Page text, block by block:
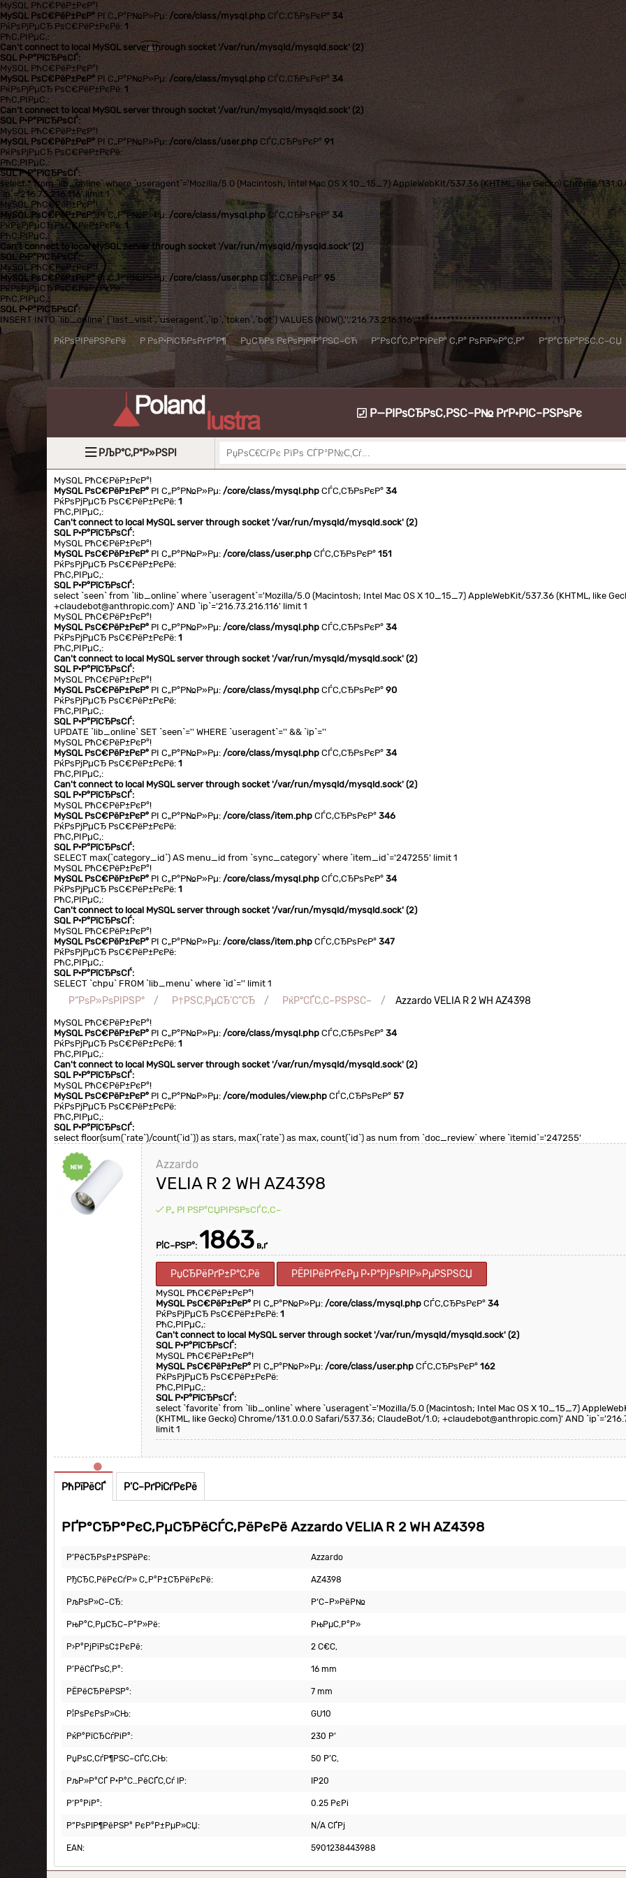
MySQL РћС€РёР±РєР°!
MySQL РѕС€РёР±РєР° РІ С„Р°Р№Р»Рµ: /core/class/mysql.php СЃС‚СЂРѕРєР° 34
РќРѕРјРµСЂ РѕС€РёР±РєРё: 1
РћС‚РІРµС‚:
Can't connect to local MySQL server through socket '/var/run/mysqld/mysqld.sock' (2)
SQL Р·Р°РїСЂРѕСЃ:
MySQL РћС€РёР±РєР°!
MySQL РѕС€РёР±РєР° РІ С„Р°Р№Р»Рµ: /core/class/mysql.php СЃС‚СЂРѕРєР° 34
РќРѕРјРµСЂ РѕС€РёР±РєРё: 1
РћС‚РІРµС‚:
Can't connect to local MySQL server through socket '/var/run/mysqld/mysqld.sock' (2)
SQL Р·Р°РїСЂРѕСЃ:
MySQL РћС€РёР±РєР°!
MySQL РѕС€РёР±РєР° РІ С„Р°Р№Р»Рµ: /core/class/user.php СЃС‚СЂРѕРєР° 91
РќРѕРјРµСЂ РѕС€РёР±РєРё:
РћС‚РІРµС‚:
SQL Р·Р°РїСЂРѕСЃ:
select * from `lib_online` where `useragent`='Mozilla/5.0 (Macintosh; Intel Mac OS X 10_15_7) AppleWebKit/537.36 (KHTML, like Gecko) Chrome/
`ip`='216.73.216.116' limit 1
MySQL РћС€РёР±РєР°!
MySQL РѕС€РёР±РєР° РІ С„Р°Р№Р»Рµ:/core/class/mysql.php СЃС‚СЂРѕРєР° 34
РќРѕРјРµСЂ РѕС€РёР±РєРё: 1
РћС‚РІРµС‚:
Can't connect to local MySQL server through socket '/var/run/mysqld/mysqld.sock' (2)
SQL Р·Р°РїСЂРѕСЃ:
MySQL РћС€РёР±РєР°!
MySQL РѕС€РёР±РєР°РІ С„Р°Р№Р»Рµ:/core/class/user.phpСЃС‚СЂРѕРєР° 95
РќРѕРјРµСЂ РѕС€РёР±РєРё:
РћС‚РІРµС‚:
SQL Р·Р°РїСЂРѕСЃ:
INSERT INTO `lib_online` (`last_visit`,`useragent`,`ip`,`token`,`bot`) VALUES (NOW(),'','216.73.216.116','********************************','1')
РќРѕРІРёРЅРєРё
Р РѕР·РїСЂРѕРґР°Р¶ РџСЂРѕ РєРѕРјРїР°РЅС–СЋ Р”РѕСЃС‚Р°РІРєР° С‚Р° РѕРїР»Р°С‚Р° Р“Р°СЂР°РЅС‚С–СЏ
Р—РІРѕСЂРѕС‚РЅС–Р№ РґР·РІС–РЅРѕРє
РЉР°С‚Р°Р»РЅРІ
MySQL РћС€РёР±РєР°!
MySQL РѕС€РёР±РєР° РІ С„Р°Р№Р»Рµ:/core/class/mysql.php СЃС‚СЂРѕРєР°34
РќРѕРјРµСЂ РѕС€РёР±РєРё:1
РћС‚РІРµС‚:
Can't connect to local MySQL server through socket '/var/run/mysqld/mysqld.sock' (2)
SQL Р·Р°РїСЂРѕСЃ:
MySQL РћС€РёР±РєР°!
MySQL РѕС€РёР±РєР° РІ С„Р°Р№Р»Рµ:/core/class/user.php СЃС‚СЂРѕРєР°151
РќРѕРјРµСЂ РѕС€РёР±РєРё:
РћС‚РІРµС‚:
SQL Р·Р°РїСЂРѕСЃ:
select `seen` from `lib_online` where `useragent`='Mozilla/5.0 (Macintosh; Intel Mac OS X 10_15_7) AppleWebKit/537.36 (KHTML, like
+claudebot@anthropic.com)' AND `ip`='216.73.216.116' limit 1
MySQL РћС€РёР±РєР°!
MySQL РѕС€РёР±РєР° РІ С„Р°Р№Р»Рµ:/core/class/mysql.php СЃС‚СЂРѕРєР°34
РќРѕРјРµСЂ РѕС€РёР±РєРё:1
РћС‚РІРµС‚:
Can't connect to local MySQL server through socket '/var/run/mysqld/mysqld.sock' (2)
SQL Р·Р°РїСЂРѕСЃ:
MySQL РћС€РёР±РєР°!
MySQL РѕС€РёР±РєР° РІ С„Р°Р№Р»Рµ:/core/class/mysql.php СЃС‚СЂРѕРєР°90
РќРѕРјРµСЂ РѕС€РёР±РєРё:
РћС‚РІРµС‚:
SQL Р·Р°РїСЂРѕСЃ:
UPDATE `lib_online` SET `seen`='' WHERE `useragent`='' && `ip`=''
MySQL РћС€РёР±РєР°!
MySQL РѕС€РёР±РєР° РІ С„Р°Р№Р»Рµ:/core/class/mysql.php СЃС‚СЂРѕРєР°34
РќРѕРјРµСЂ РѕС€РёР±РєРё:1
РћС‚РІРµС‚:
Can't connect to local MySQL server through socket '/var/run/mysqld/mysqld.sock' (2)
SQL Р·Р°РїСЂРѕСЃ:
MySQL РћС€РёР±РєР°!
MySQL РѕС€РёР±РєР° РІ С„Р°Р№Р»Рµ:/core/class/item.php СЃС‚СЂРѕРєР°346
РќРѕРјРµСЂ РѕС€РёР±РєРё:
РћС‚РІРµС‚:
SQL Р·Р°РїСЂРѕСЃ:
SELECT max(`category_id`) AS menu_id from `sync_category` where `item_id`='247255' limit 1
MySQL РћС€РёР±РєР°!
MySQL РѕС€РёР±РєР° РІ С„Р°Р№Р»Рµ:/core/class/mysql.php СЃС‚СЂРѕРєР°34
РќРѕРјРµСЂ РѕС€РёР±РєРё:1
РћС‚РІРµС‚:
Can't connect to local MySQL server through socket '/var/run/mysqld/mysqld.sock' (2)
SQL Р·Р°РїСЂРѕСЃ:
MySQL РћС€РёР±РєР°!
MySQL РѕС€РёР±РєР° РІ С„Р°Р№Р»Рµ:/core/class/item.php СЃС‚СЂРѕРєР°347
РќРѕРјРµСЂ РѕС€РёР±РєРё:
РћС‚РІРµС‚:
SQL Р·Р°РїСЂРѕСЃ:
SELECT `chpu` FROM `lib_menu` where `id`='' limit 1
Р“РѕР»РѕРІРЅР° Р†РЅС‚РµСЂ'С”СЂ РќР°СЃС‚С–РЅРЅС– Azzardo VELIA R 2 WH AZ4398
MySQL РћС€РёР±РєР°!
MySQL РѕС€РёР±РєР° РІ С„Р°Р№Р»Рµ:/core/class/mysql.php СЃС‚СЂРѕРєР°34
РќРѕРјРµСЂ РѕС€РёР±РєРё:1
РћС‚РІРµС‚:
Can't connect to local MySQL server through socket '/var/run/mysqld/mysqld.sock' (2)
SQL Р·Р°РїСЂРѕСЃ:
MySQL РћС€РёР±РєР°!
MySQL РѕС€РёР±РєР° РІ С„Р°Р№Р»Рµ:/core/modules/view.php СЃС‚СЂРѕРєР°57
РќРѕРјРµСЂ РѕС€РёР±РєРё:
РћС‚РІРµС‚:
SQL Р·Р°РїСЂРѕСЃ:
select floor(sum(`rate`)/count(`id`)) as stars, max(`rate`) as max, count(`id`) as num from `doc_review` where `itemid`='247255'
Azzardo
VELIA R 2 WH AZ4398
Р„ РІ РЅР°СЏРІРЅРѕСЃС‚С–
Р¦С–РЅР°: 1863 в‚ґ
РџСЂРёРґР±Р°С‚Рё РЁРІРёРґРєРµ Р·Р°РјРѕРІР»РµРЅРЅСЏ
MySQL РћС€РёР±РєР°!
MySQL РѕС€РёР±РєР° РІ С„Р°Р№Р»Рµ:/core/class/mysql.php СЃС‚СЂРѕРєР°34
РќРѕРјРµСЂ РѕС€РёР±РєРё:1
РћС‚РІРµС‚:
Can't connect to local MySQL server through socket '/var/run/mysqld/mysqld.sock' (2)
SQL Р·Р°РїСЂРѕСЃ:
MySQL РћС€РёР±РєР°!
MySQL РѕС€РёР±РєР° РІ С„Р°Р№Р»Рµ:/core/class/user.php СЃС‚СЂРѕРєР°162
РќРѕРјРµСЂ РѕС€РёР±РєРё:
РћС‚РІРµС‚:
SQL Р·Р°РїСЂРѕСЃ:
select `favorite` from `lib_online` where `useragent`='Mozilla/5.0 (Macintosh; Intel Mac OS X 10_15_7)
(KHTML, like Gecko) Chrome/131.0.0.0 Safari/537.36; ClaudeBot/1.0; +claudebot@anthropic.com)' AND
limit 1
РћРїРёСЃ Р’С–РґРіСѓРєРё
РҐР°СЂР°РєС‚РµСЂРёСЃС‚РёРєРё Azzardo VELIA R 2 WH AZ4398
Р’РёСЂРѕР±РЅРёРє: Azzardo
РђСЂС‚РёРєСѓР» С„Р°Р±СЂРёРєРё: AZ4398
РљРѕР»С–СЂ: Р‘С–Р»РёР№
РњР°С‚РµСЂС–Р°Р»Рё: РњРµС‚Р°Р»
Р›Р°РјРїРѕС‡РєРё: 2 С€С‚
Р’РёСЃРѕС‚Р°: 16 mm
РЁРёСЂРёРЅР°: 7 mm
Р¦РѕРєРѕР»СЊ: GU10
РќР°РїСЂСѓРіР°: 230 Р’
РџРѕС‚СѓР¶РЅС–СЃС‚СЊ: 50 Р’С‚
РљР»Р°СЃ Р·Р°С…РёСЃС‚Сѓ IP: IP20
Р’Р°РіР°: 0.25 РєРі
Р”РѕРІР¶РёРЅР° РєР°Р±РµР»СЏ: N/A СЃРј
EAN: 5901238443988